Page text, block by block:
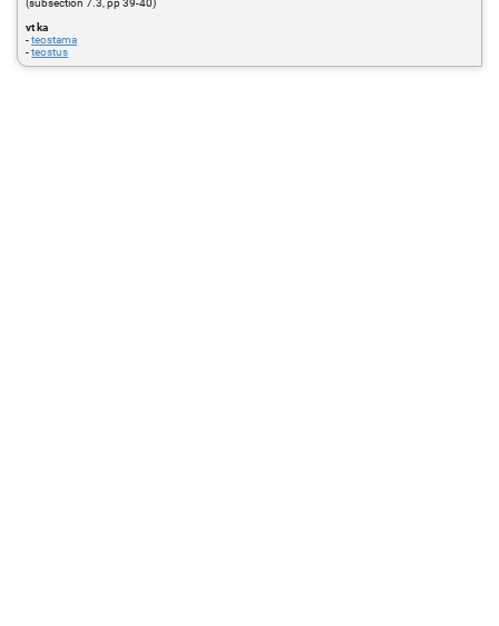
vt ka
-teostama
-teostus